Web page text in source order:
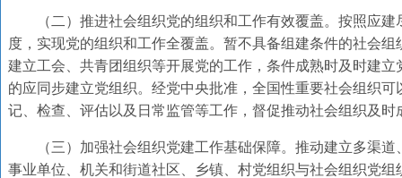
（二）推进社会组织党的组织和工作有效覆盖。按照应
度，实现党的组织和工作全覆盖。暂不具备组建条件的社会
建立工会、共青团组织等开展党的工作，条件成熟时及时建
的应同步建立党组织。经党中央批准，全国性重要社会组织
记、检查、评估以及日常监管等工作，督促推动社会组织及
（三）加强社会组织党建工作基础保障。推动建立多渠
事业单位、机关和街道社区、乡镇、村党组织与社会组织党